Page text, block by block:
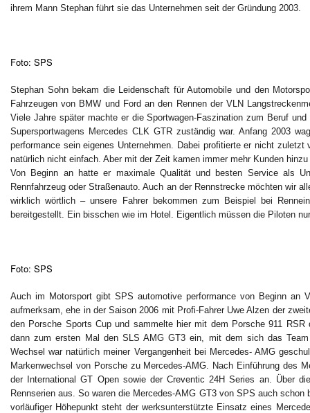
ihrem Mann Stephan führt sie das Unternehmen seit der Gründung 2003.
Foto: SPS
Stephan Sohn bekam die Leidenschaft für Automobile und den
Fahrzeugen von BMW und Ford an den Rennen der VLN
Viele Jahre später machte er die Sportwagen-Faszination zum Beruf
Supersportwagens Mercedes CLK GTR zuständig war. Anfang 2003
performance sein eigenes Unternehmen. Dabei profitierte er nicht
natürlich nicht einfach. Aber mit der Zeit kamen immer mehr Kunden
Von Beginn an hatte er maximale Qualität und besten Service als
Rennfahrzeug oder Straßenauto. Auch an der Rennstrecke möchten wir
wirklich wörtlich – unsere Fahrer bekommen zum Beispiel bei
bereitgestellt. Ein bisschen wie im Hotel. Eigentlich müssen die Piloten
Foto: SPS
Auch im Motorsport gibt SPS automotive performance von Beginn an
aufmerksam, ehe in der Saison 2006 mit Profi-Fahrer Uwe Alzen der
den Porsche Sports Cup und sammelte hier mit dem Porsche 911
dann zum ersten Mal den SLS AMG GT3 ein, mit dem sich das
Wechsel war natürlich meiner Vergangenheit bei Mercedes- AMG
Markenwechsel von Porsche zu Mercedes-AMG. Nach Einführung des
der International GT Open sowie der Creventic 24H Series an. Über
Rennserien aus. So waren die Mercedes-AMG GT3 von SPS auch
vorläufiger Höhepunkt steht der werksunterstützte Einsatz eines